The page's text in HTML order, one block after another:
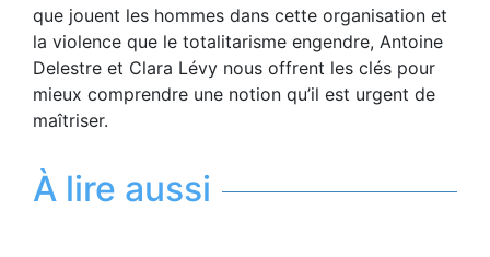
que jouent les hommes dans cette organisation et
la violence que le totalitarisme engendre, Antoine
Delestre et Clara Lévy nous offrent les clés pour
mieux comprendre une notion qu’il est urgent de
maîtriser.
À lire aussi